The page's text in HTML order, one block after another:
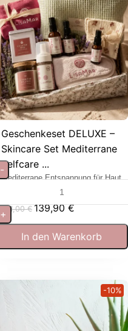
Geschenkeset DELUXE –
Skincare Set Mediterrane
Selfcare ...
Mediterrane Entspannung für Haut
181,00€ 139,90€
-
+
In den Warenkorb
-10%